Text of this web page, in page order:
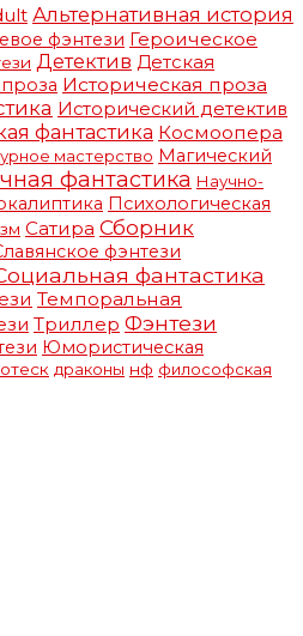
Альтернативная история
фэнтези Героическое
Детектив Детская
Историческая проза
Исторический детектив
фантастика Космоопера
мастерство Магический
фантастика Научно-
Психологическая
Сатира Сборник
фэнтези
фантастика
Темпоральная
Триллер Фэнтези
Юмористическая
драконы нф философская